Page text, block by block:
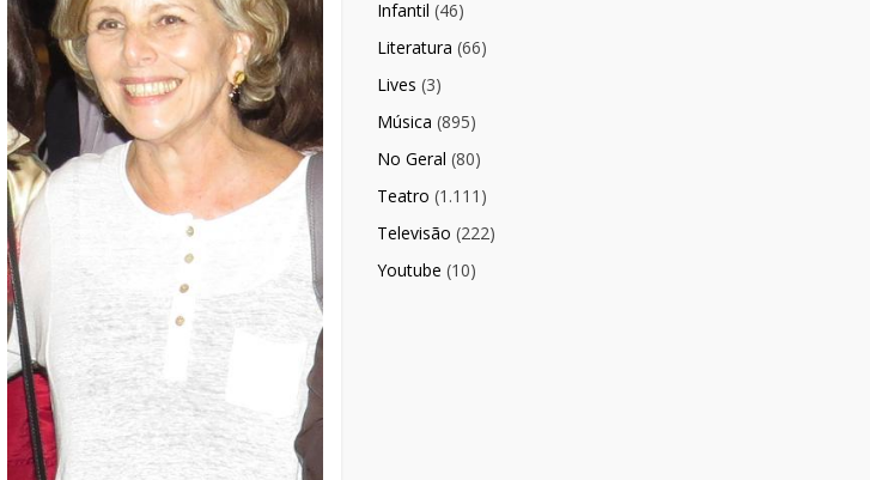
Infantil (46)
Literatura (66)
Lives (3)
Música (895)
No Geral (80)
Teatro (1.111)
Televisão (222)
Youtube (10)